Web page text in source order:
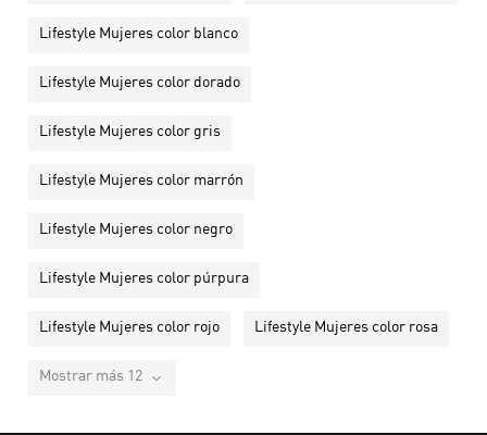
Lifestyle Mujeres color blanco
Lifestyle Mujeres color dorado
Lifestyle Mujeres color gris
Lifestyle Mujeres color marrón
Lifestyle Mujeres color negro
Lifestyle Mujeres color púrpura
Lifestyle Mujeres color rojo Lifestyle Mujeres color rosa
Mostrar más 12